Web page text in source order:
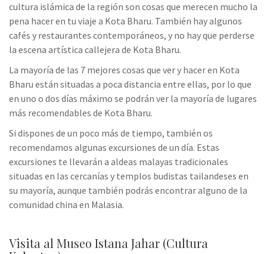
cultura islámica de la región son cosas que merecen mucho la
pena hacer en tu viaje a Kota Bharu. También hay algunos
cafés y restaurantes contemporáneos, y no hay que perderse
la escena artística callejera de Kota Bharu.
La mayoría de las 7 mejores cosas que ver y hacer en Kota
Bharu están situadas a poca distancia entre ellas, por lo que
en uno o dos días máximo se podrán ver la mayoría de lugares
más recomendables de Kota Bharu.
Si dispones de un poco más de tiempo, también os
recomendamos algunas excursiones de un día. Estas
excursiones te llevarán a aldeas malayas tradicionales
situadas en las cercanías y templos budistas tailandeses en
su mayoría, aunque también podrás encontrar alguno de la
comunidad china en Malasia.
Visita al Museo Istana Jahar (Cultura